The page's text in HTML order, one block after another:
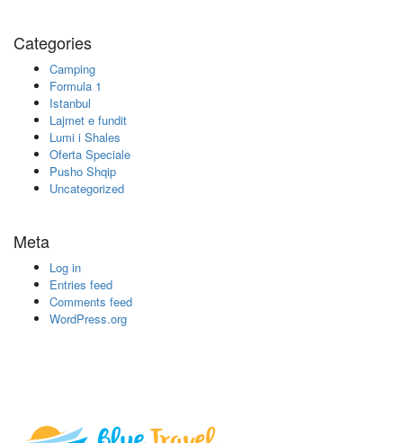
Categories
Camping
Formula 1
Istanbul
Lajmet e fundit
Lumi i Shales
Oferta Speciale
Pusho Shqip
Uncategorized
Meta
Log in
Entries feed
Comments feed
WordPress.org